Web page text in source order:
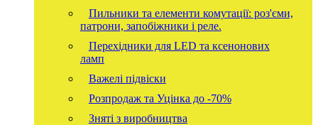
Пильники та елементи комутації: роз'єми,
патрони, запобіжники і реле.
Перехідники для LED та ксенонових
ламп
Важелі підвіски
Розпродаж та Уцінка до -70%
Зняті з виробництва